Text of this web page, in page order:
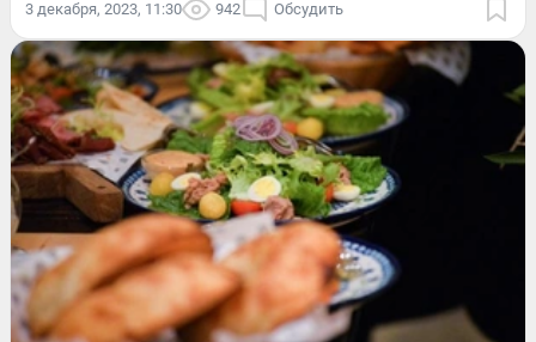
3 декабря, 2023, 11:30 942 Обсудить